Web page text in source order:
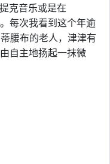
克音乐或是在
每次我看到这个年逾
腰布的老人，津津有
自主地扬起一抹微